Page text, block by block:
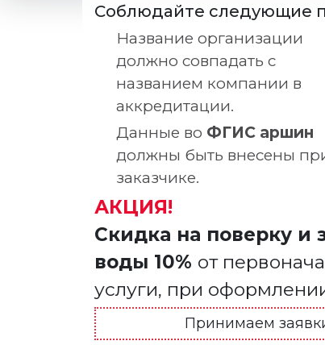
Соблюдайте следующие
Название организации
должно совпадать с
названием компании в
аккредитации.
Данные во ФГИС аршин
должны быть внесены
заказчике.
АКЦИЯ!
Скидка на поверку и
воды 10% от
услуги, при
Принимаем